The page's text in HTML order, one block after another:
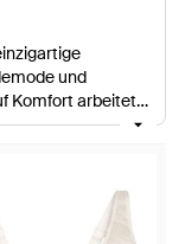
und
Komfort arbeitet
Produkt zu